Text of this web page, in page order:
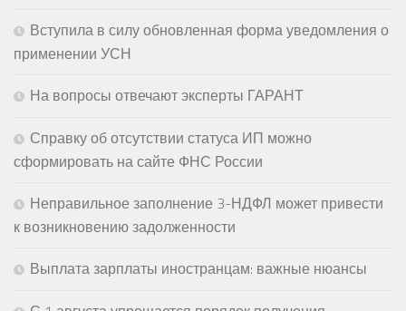
Вступила в силу обновленная форма уведомления о
применении УСН
На вопросы отвечают эксперты ГАРАНТ
Справку об отсутствии статуса ИП можно
сформировать на сайте ФНС России
Неправильное заполнение 3-НДФЛ может привести
к возникновению задолженности
Выплата зарплаты иностранцам: важные нюансы